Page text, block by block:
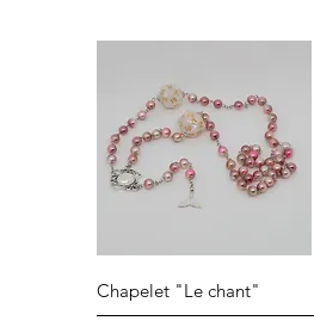
Aperçu rapide
Chapelet "Le chant"